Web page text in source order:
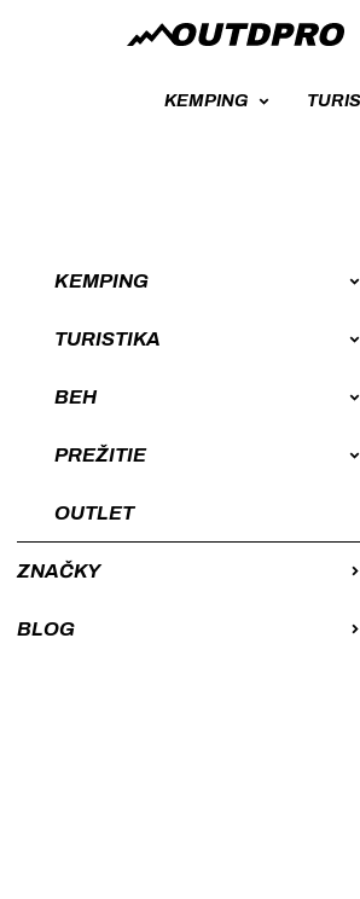
KEMPING
KEMPING
TURISTIKA
BEH
PREŽITIE
OUTLET
ZNAČKY
BLOG
Turistické vybavenie,
TERMO
ZELENOŽLTÁ
vzhľad a dobre sa drží v ruke
ani PVC. Má samotesniaci
Aj keď je táto termo fľaša
Je
Je tak ideálna aj na turistiku - či
Dizajnová termo
Táto termo fľaša na bicykel je